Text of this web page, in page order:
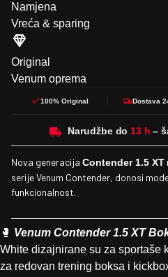
Namjena
Vreća & sparing
Original
Venum oprema
100% Original Dostava
Narudžbe do
Nova generacija Contender 1.5 XT
serije Venum Contender, donosi
funkcionalnost.
🥊 Venum Contender 1.5 XT
White dizajnirane su za sportaše
za redovan trening boksa i